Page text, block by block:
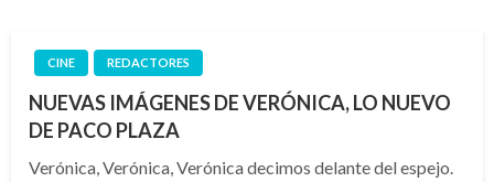
CINE REDACTORES
NUEVAS IMÁGENES DE VERÓNICA, LO NUEVO
DE PACO PLAZA
Verónica, Verónica, Verónica decimos delante del espejo.